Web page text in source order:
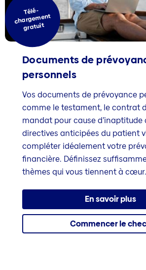
Télé-
chargement
gratuit
Documents de
personnels
Vos documents de prévoyance
comme le testament, le contrat
mandat pour cause d’inaptitude
directives anticipées du patient
compléter idéalement votre
financière. Définissez
thèmes qui vous tiennent à cœur.
En savoir plus
Commencer le